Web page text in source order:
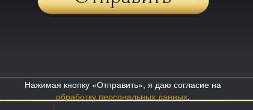
Нажимая кнопку «Отправить», я даю согласие на
обработку персональных данных.